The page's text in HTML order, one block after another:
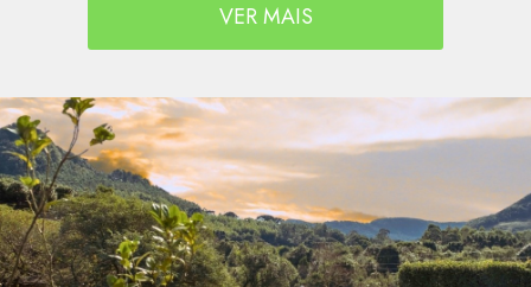
VER MAIS